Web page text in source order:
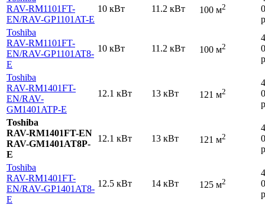
RAV-RM1101FT-
EN/RAV-GP1101AT-E
10 кВт 11.2 кВт 100 м2
Toshiba
RAV-RM1101FT-
EN/RAV-GP1101AT8-
E
10 кВт 11.2 кВт 100 м2
Toshiba
RAV-RM1401FT-
EN/RAV-
GM1401ATP-E
12.1 кВт 13 кВт 121 м2
Toshiba
RAV-RM1401FT-EN
RAV-GM1401AT8P-
E
12.1 кВт 13 кВт 121 м2
Toshiba
RAV-RM1401FT-
EN/RAV-GP1401AT8-
E
12.5 кВт 14 кВт 125 м2